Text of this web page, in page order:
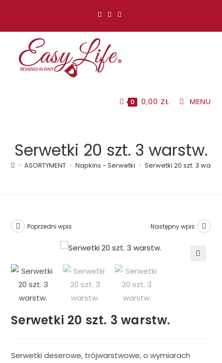
0 0,00 ZŁ MENU
Serwetki 20 szt. 3 warstw.
> ASORTYMENT > Napkins - Serwetki > Serwetki 20 szt. 3
Poprzedni wpis Następny wpis
Serwetki 20 szt. 3 warstw.
Serwetki deserowe, trójwarstwowe, o wymiarach